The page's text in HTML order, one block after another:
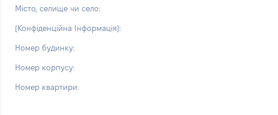
Місто, селище чи село:
[Конфіденційна Інформація]:
Номер будинку:
Номер корпусу:
Номер квартири: